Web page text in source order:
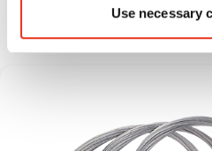
Use necessary